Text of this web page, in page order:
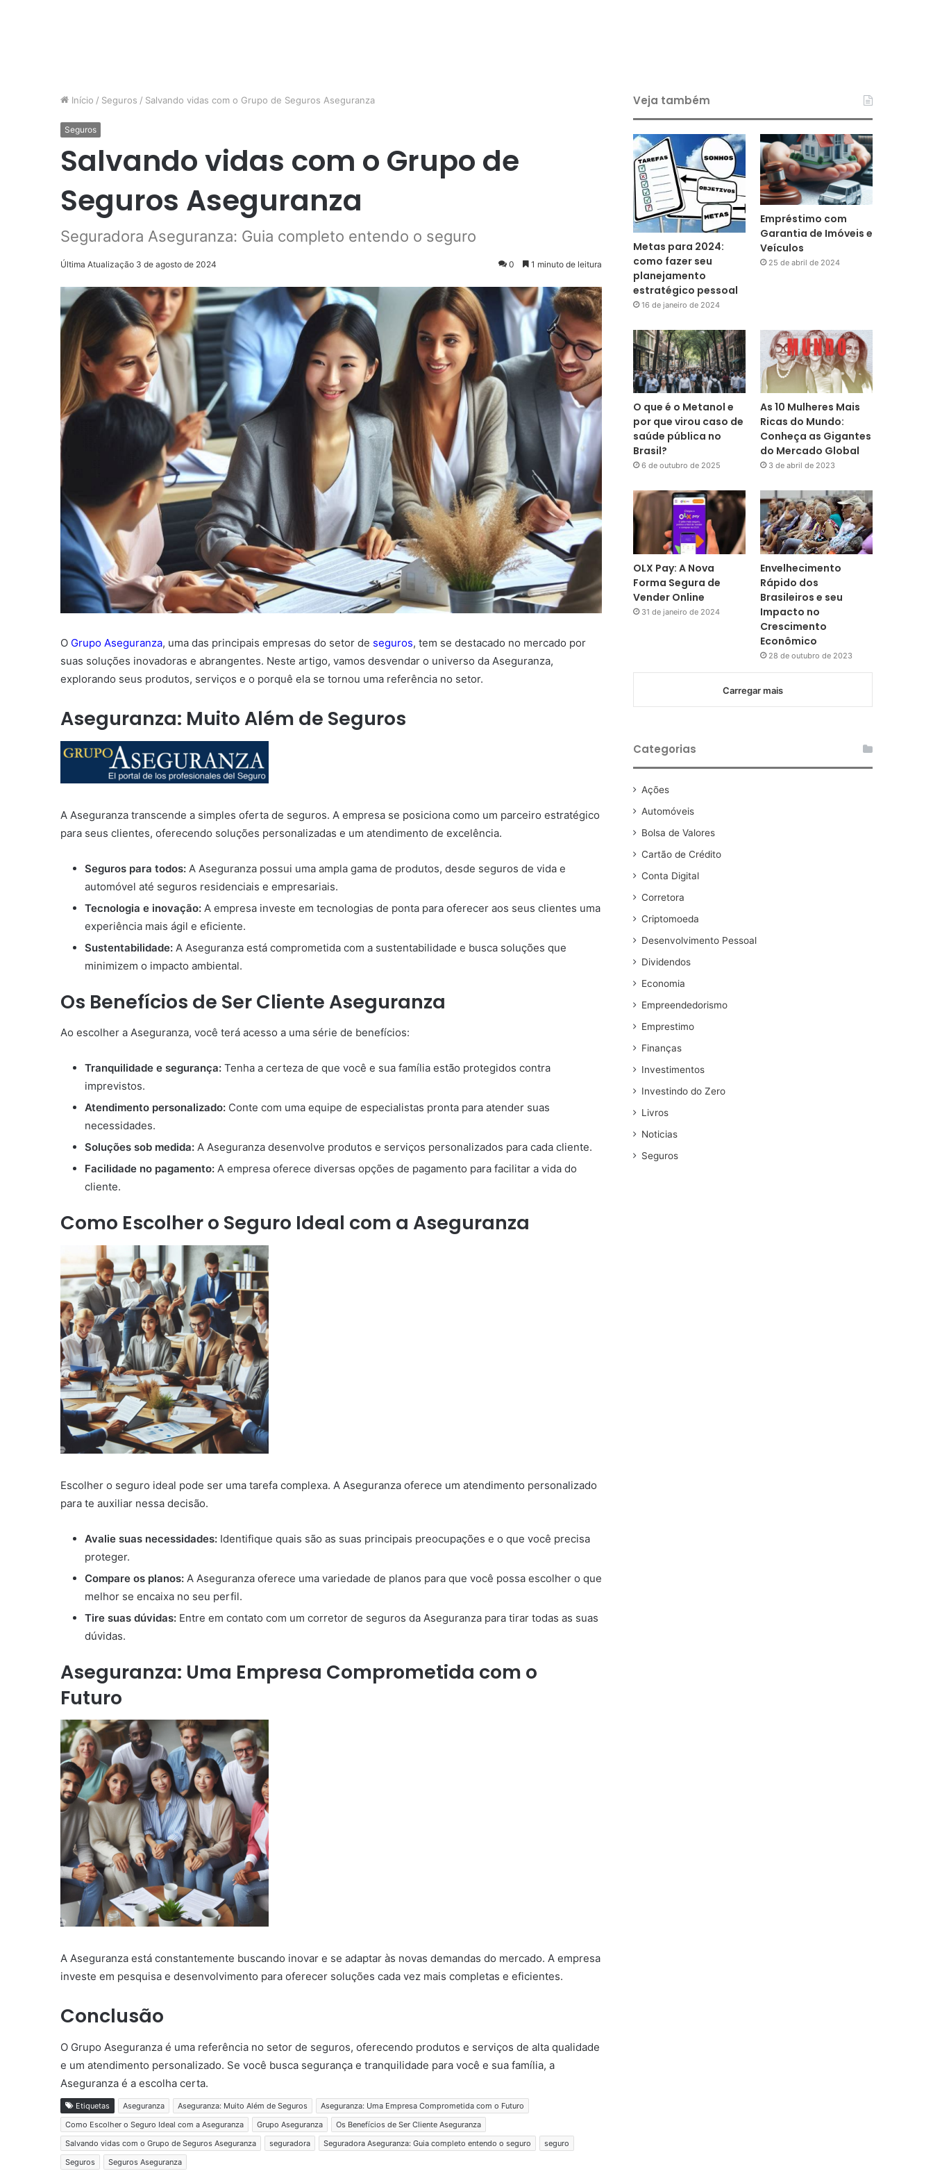
Início / Seguros / Salvando vidas com o Grupo de Seguros Aseguranza
Seguros
Salvando vidas com o Grupo de
Seguros Aseguranza
Seguradora Aseguranza: Guia completo entendo o seguro
Última Atualização 3 de agosto de 2024 0 1 minuto de leitura
O Grupo Aseguranza, uma das principais empresas do setor de seguros, tem se destacado no mercado por
suas soluções inovadoras e abrangentes. Neste artigo, vamos desvendar o universo da Aseguranza,
explorando seus produtos, serviços e o porquê ela se tornou uma referência no setor.
Aseguranza: Muito Além de Seguros
A Aseguranza transcende a simples oferta de seguros. A empresa se posiciona como um parceiro estratégico
para seus clientes, oferecendo soluções personalizadas e um atendimento de excelência.
Seguros para todos: A Aseguranza possui uma ampla gama de produtos, desde seguros de vida e
automóvel até seguros residenciais e empresariais.
Tecnologia e inovação: A empresa investe em tecnologias de ponta para oferecer aos seus clientes uma
experiência mais ágil e eficiente.
Sustentabilidade: A Aseguranza está comprometida com a sustentabilidade e busca soluções que
minimizem o impacto ambiental.
Os Benefícios de Ser Cliente Aseguranza
Ao escolher a Aseguranza, você terá acesso a uma série de benefícios:
Tranquilidade e segurança: Tenha a certeza de que você e sua família estão protegidos contra
imprevistos.
Atendimento personalizado: Conte com uma equipe de especialistas pronta para atender suas
necessidades.
Soluções sob medida: A Aseguranza desenvolve produtos e serviços personalizados para cada cliente.
Facilidade no pagamento: A empresa oferece diversas opções de pagamento para facilitar a vida do
cliente.
Como Escolher o Seguro Ideal com a Aseguranza
Escolher o seguro ideal pode ser uma tarefa complexa. A Aseguranza oferece um atendimento personalizado
para te auxiliar nessa decisão.
Avalie suas necessidades: Identifique quais são as suas principais preocupações e o que você precisa
proteger.
Compare os planos: A Aseguranza oferece uma variedade de planos para que você possa escolher o que
melhor se encaixa no seu perfil.
Tire suas dúvidas: Entre em contato com um corretor de seguros da Aseguranza para tirar todas as suas
dúvidas.
Aseguranza: Uma Empresa Comprometida com o
Futuro
A Aseguranza está constantemente buscando inovar e se adaptar às novas demandas do mercado. A empresa
investe em pesquisa e desenvolvimento para oferecer soluções cada vez mais completas e eficientes.
Conclusão
O Grupo Aseguranza é uma referência no setor de seguros, oferecendo produtos e serviços de alta qualidade
e um atendimento personalizado. Se você busca segurança e tranquilidade para você e sua família, a
Aseguranza é a escolha certa.
Etiquetas Aseguranza Aseguranza: Muito Além de Seguros
Aseguranza: Uma Empresa Comprometida com o Futuro
Como Escolher o Seguro Ideal com a Aseguranza
Grupo Aseguranza
Os Benefícios de Ser Cliente Aseguranza
Salvando vidas com o Grupo de Seguros Aseguranza
seguradora Seguradora Aseguranza: Guia completo entendo o seguro
seguro
Seguros
Seguros Aseguranza
Veja também
Metas para 2024:
como fazer seu
planejamento
estratégico pessoal
16 de janeiro de 2024
Empréstimo com
Garantia de Imóveis e
Veículos
25 de abril de 2024
O que é o Metanol e
por que virou caso de
saúde pública no
Brasil?
6 de outubro de 2025
As 10 Mulheres Mais
Ricas do Mundo:
Conheça as Gigantes
do Mercado Global
3 de abril de 2023
OLX Pay: A Nova
Forma Segura de
Vender Online
31 de janeiro de 2024
Envelhecimento
Rápido dos
Brasileiros e seu
Impacto no
Crescimento
Econômico
28 de outubro de 2023
Carregar mais
Categorias
Ações
Automóveis
Bolsa de Valores
Cartão de Crédito
Conta Digital
Corretora
Criptomoeda
Desenvolvimento Pessoal
Dividendos
Economia
Empreendedorismo
Emprestimo
Finanças
Investimentos
Investindo do Zero
Livros
Noticias
Seguros